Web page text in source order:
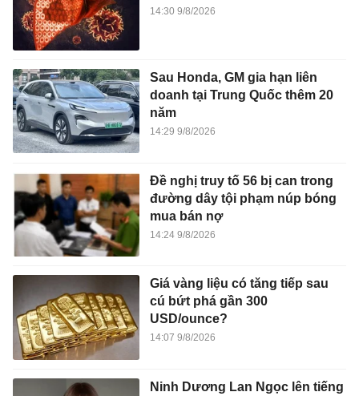
14:30 9/8/2026
Sau Honda, GM gia hạn liên
doanh tại Trung Quốc thêm 20
năm
14:29 9/8/2026
Đề nghị truy tố 56 bị can trong
đường dây tội phạm núp bóng
mua bán nợ
14:24 9/8/2026
Giá vàng liệu có tăng tiếp sau
cú bứt phá gần 300
USD/ounce?
14:07 9/8/2026
Ninh Dương Lan Ngọc lên tiếng